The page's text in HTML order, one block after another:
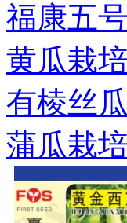
福康五
黄瓜栽
有棱丝
蒲瓜栽